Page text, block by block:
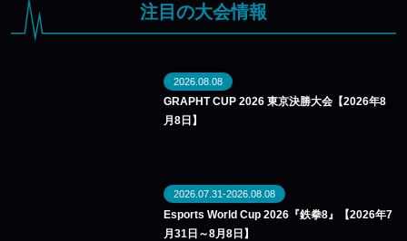
注目の大会情報
2026.08.08
GRAPHT CUP 2026 東京決勝大会【2026年8
月8日】
2026.07.31-2026.08.08
Esports World Cup 2026『鉄拳8』【2026年7
月31日～8月8日】